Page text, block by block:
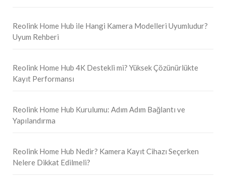
Reolink Home Hub ile Hangi Kamera Modelleri Uyumludur?
Uyum Rehberi
Reolink Home Hub 4K Destekli mi? Yüksek Çözünürlükte
Kayıt Performansı
Reolink Home Hub Kurulumu: Adım Adım Bağlantı ve
Yapılandırma
Reolink Home Hub Nedir? Kamera Kayıt Cihazı Seçerken
Nelere Dikkat Edilmeli?